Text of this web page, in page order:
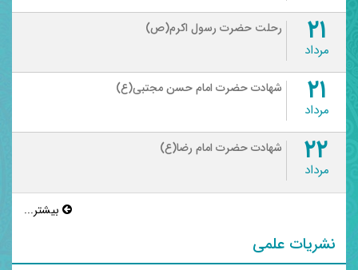
۲۱
مرداد
رحلت حضرت رسول اکرم(ص)
۲۱
مرداد
شهادت حضرت امام حسن مجتبی(ع)
۲۲
مرداد
شهادت حضرت امام رضا(ع)
بیشتر...
نشریات علمی